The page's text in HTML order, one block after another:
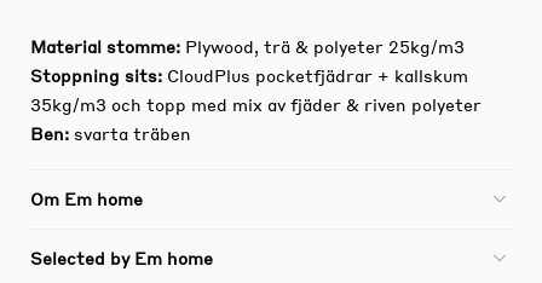
Material stomme: Plywood, trä & polyeter 25kg/m3
Stoppning sits: CloudPlus pocketfjädrar + kallskum
35kg/m3 och topp med mix av fjäder & riven polyeter
Ben: svarta träben
Om Em home
Selected by Em home